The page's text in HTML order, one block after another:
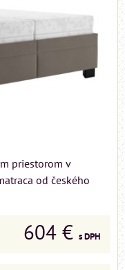
priestorom v
od českého
604 € s DPH